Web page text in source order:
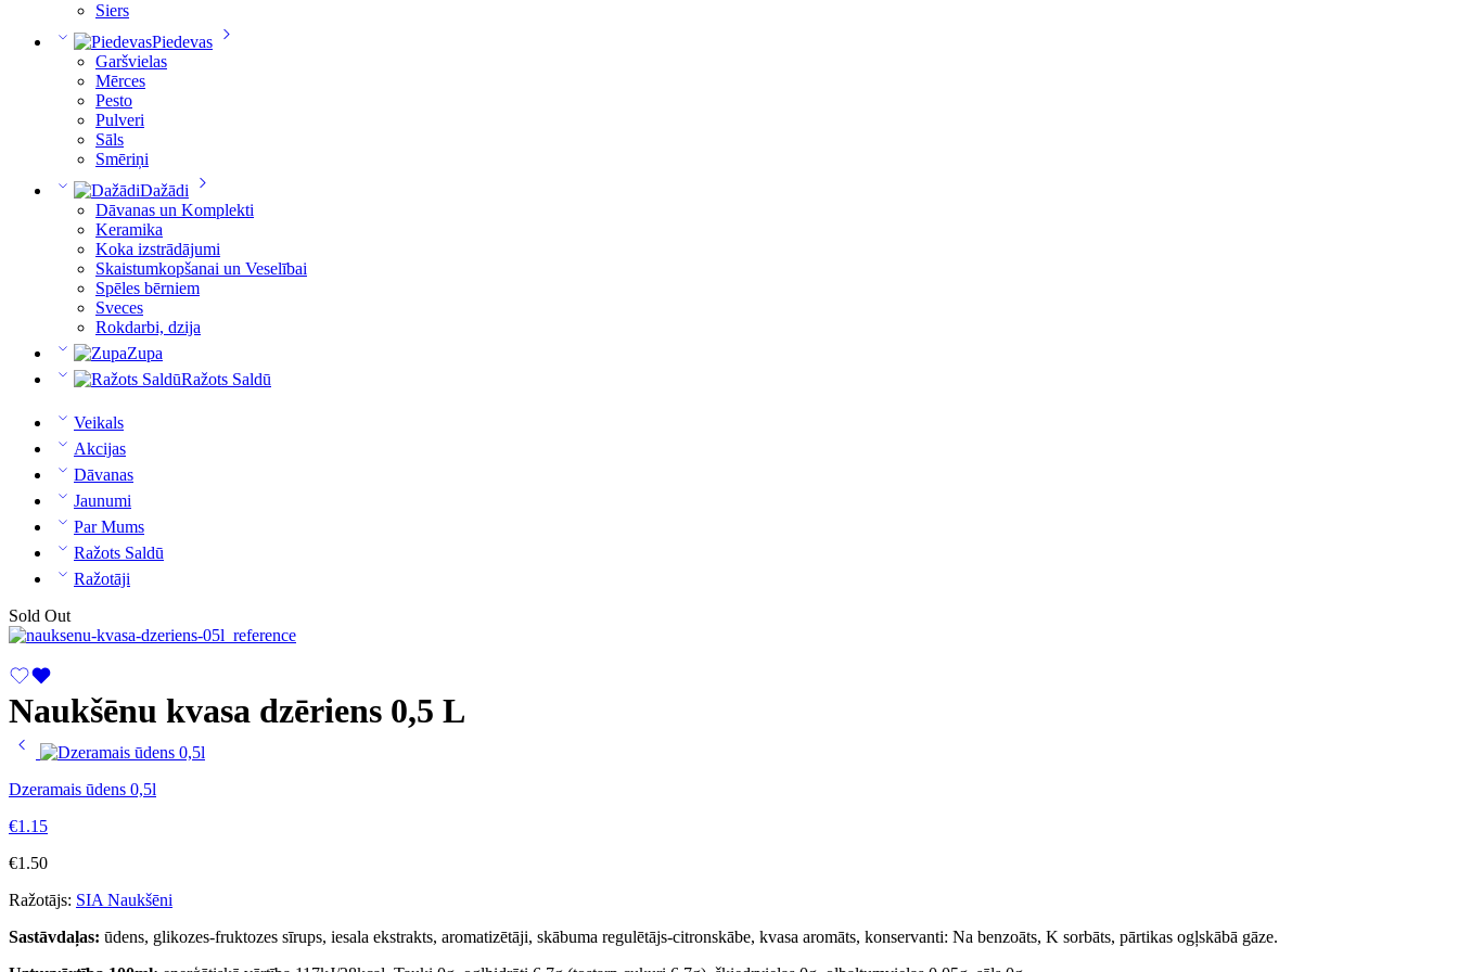
Siers
Piedevas
Garšvielas
Mērces
Pesto
Pulveri
Sāls
Smēriņi
Dažādi
Dāvanas un Komplekti
Keramika
Koka izstrādājumi
Skaistumkopšanai un Veselībai
Spēles bērniem
Sveces
Rokdarbi, dzija
Zupa
Ražots Saldū
Veikals
Akcijas
Dāvanas
Jaunumi
Par Mums
Ražots Saldū
Ražotāji
Sold Out
Naukšēnu kvasa dzēriens 0,5 L
Dzeramais ūdens 0,5l
€1.15
€1.50
Ražotājs: SIA Naukšēni
Sastāvdaļas: ūdens, glikozes-fruktozes sīrups, iesala ekstrakts, aromatizētāji, skābuma regulētājs-citronskābe, kvasa aromāts, konservanti: Na benzoāts, K sorbāts, pārtikas ogļskābā gāze.